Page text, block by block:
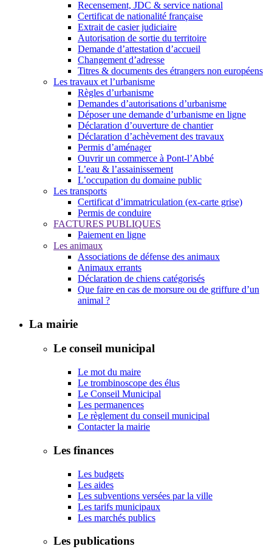
Recensement, JDC & service national
Certificat de nationalité française
Extrait de casier judiciaire
Autorisation de sortie du territoire
Demande d’attestation d’accueil
Changement d’adresse
Titres & documents des étrangers non européens
Les travaux et l’urbanisme
Règles d’urbanisme
Demandes d’autorisations d’urbanisme
Déposer une demande d’urbanisme en ligne
Déclaration d’ouverture de chantier
Déclaration d’achèvement des travaux
Permis d’aménager
Ouvrir un commerce à Pont-l’Abbé
L’eau & l’assainissement
L’occupation du domaine public
Les transports
Certificat d’immatriculation (ex-carte grise)
Permis de conduire
FACTURES PUBLIQUES
Paiement en ligne
Les animaux
Associations de défense des animaux
Animaux errants
Déclaration de chiens catégorisés
Que faire en cas de morsure ou de griffure d’un
animal ?
La mairie
Le conseil municipal
Le mot du maire
Le trombinoscope des élus
Le Conseil Municipal
Les permanences
Le règlement du conseil municipal
Contacter la mairie
Les finances
Les budgets
Les aides
Les subventions versées par la ville
Les tarifs municipaux
Les marchés publics
Les publications